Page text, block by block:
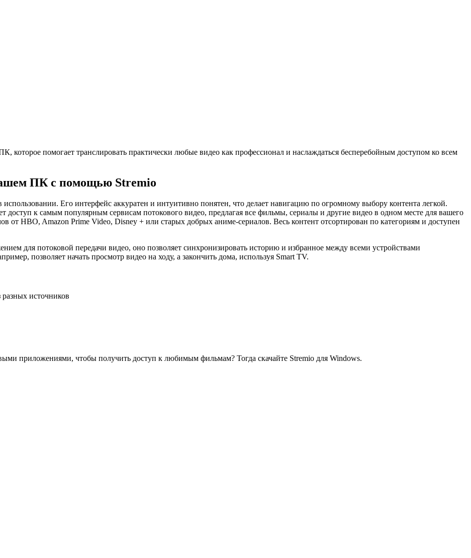
которое помогает транслировать практически любые видео как профессионал и наслаждаться бесперебойным доступом ко всем
ПК с помощью Stremio
Его интерфейс аккуратен и интуитивно понятен, что делает навигацию по огромному выбору контента легкой.
доступ к самым популярным сервисам потокового видео, предлагая все фильмы, сериалы и другие видео в одном месте для вашего
от HBO, Amazon Prime Video, Disney + или старых добрых аниме-сериалов. Весь контент отсортирован по категориям и доступен
для потоковой передачи видео, оно позволяет синхронизировать историю и избранное между всеми устройствами
позволяет начать просмотр видео на ходу, а закончить дома, используя Smart TV.
разных источников
приложениями, чтобы получить доступ к любимым фильмам? Тогда скачайте Stremio для Windows.